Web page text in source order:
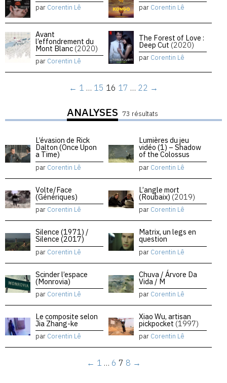
par Corentin Lê par Corentin Lê
Avant
l’effondrement du
Mont Blanc (2020)
par Corentin Lê
The Forest of Love :
Deep Cut (2020)
par Corentin Lê
← 1 … 15 16 17 … 22 →
ANALYSES 73 résultats
L’évasion de Rick
Dalton (Once Upon
a Time)
par Corentin Lê
Lumières du jeu
vidéo (1) – Shadow
of the Colossus
par Corentin Lê
Volte/Face
(Génériques)
par Corentin Lê
L’angle mort
(Roubaix) (2019)
par Corentin Lê
Silence (1971) /
Silence (2017)
par Corentin Lê
Matrix, un legs en
question
par Corentin Lê
Scinder l’espace
(Monrovia)
par Corentin Lê
Chuva / Árvore Da
Vida / M
par Corentin Lê
Le composite selon
Jia Zhang-ke
par Corentin Lê
Xiao Wu, artisan
pickpocket (1997)
par Corentin Lê
← 1 … 6 7 8 →